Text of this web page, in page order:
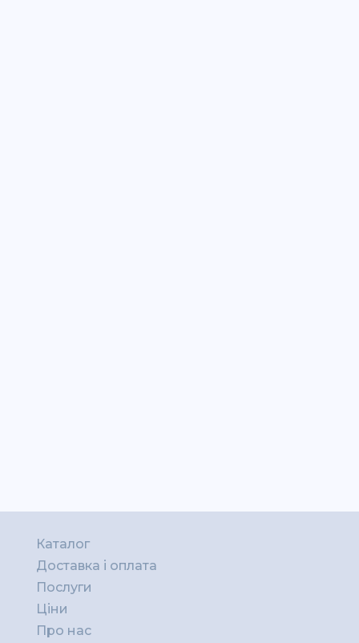
Каталог
Доставка і оплата
Послуги
Ціни
Про нас